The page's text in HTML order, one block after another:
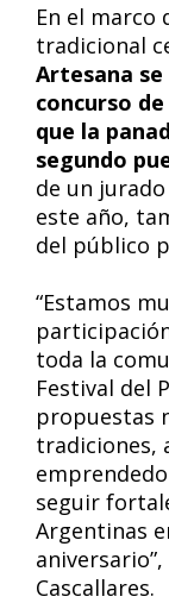
En el marco
tradicional
Artesana
concurso
que la
segundo
de un
este año,
del público
“Estamos
toda la
Festival del
propuestas
tradiciones,
seguir
Argentinas
Cascallares.